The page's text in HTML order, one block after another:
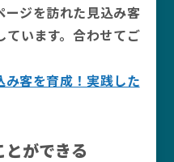
ジを訪れた見込み客
います。合わせてご
客を育成！実践した
とができる